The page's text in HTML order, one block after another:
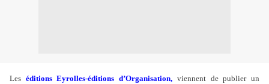
Les éditions Eyrolles-éditions d’Organisation, viennent de publier un